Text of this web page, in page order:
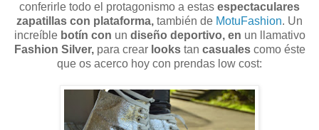
conferirle todo el protagonismo a estas espectaculares
zapatillas con plataforma, también de MotuFashion. Un
increíblebotín con un diseño deportivo, en un llamativo
Fashion Silver,para crear lookstan casuales como éste
que os acerco hoy con prendas low cost: